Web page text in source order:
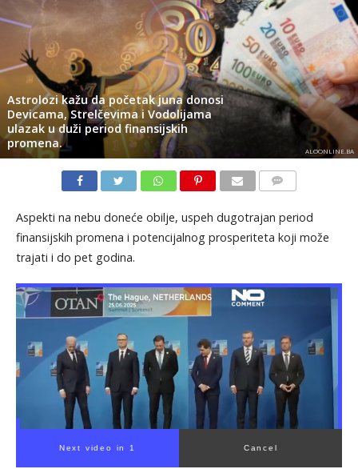
Astrolozi kažu da početak juna donosi
Devicama, Strelčevima i Vodolijama
ulazak u duži period finansijskih
promena.
ALOONLINE.BA
Aspekti na nebu doneće obilje, uspeh dugotrajan period
finansijskih promena i potencijalnog prosperiteta koji može
trajati i do pet godina.
Next video in 1 Cancel